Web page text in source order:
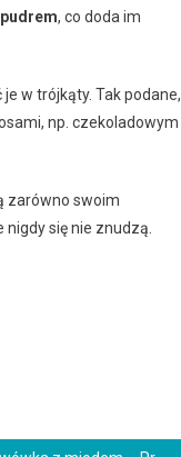
, co doda im
w trójkąty. Tak podane,
np. czekoladowym
zarówno swoim
się nie znudzą.